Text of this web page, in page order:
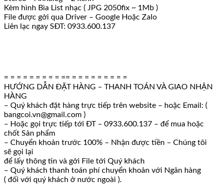
Kèm hình Bìa List nhạc ( JPG 2050fix ~ 1Mb )
File được gởi qua Driver – Google Hoặc Zalo
Liên lạc ngay SĐT: 0933.600.137
= = = = = = = = = == = = = = = = = = =
HƯỚNG DẪN ĐẶT HÀNG – THANH TOÁN VÀ GIAO NHẬN
HÀNG
– Quý khách đặt hàng trực tiếp trên website – hoặc Email: (
bangcoi.vn@gmail.com )
– Hoặc gọi trực tiếp tới ĐT – 0933.600.137 – để mua hoặc
chốt Sản phẩm
– Chuyển khoản trước 100% – Nhận được tiền – Chúng tôi
sẽ gọi lại
để lấy thông tin và gởi File tới Quý khách
– Quý khách thanh toán phí chuyển khoản với Ngân hàng
( đối với quý khách ở nước ngoài ).